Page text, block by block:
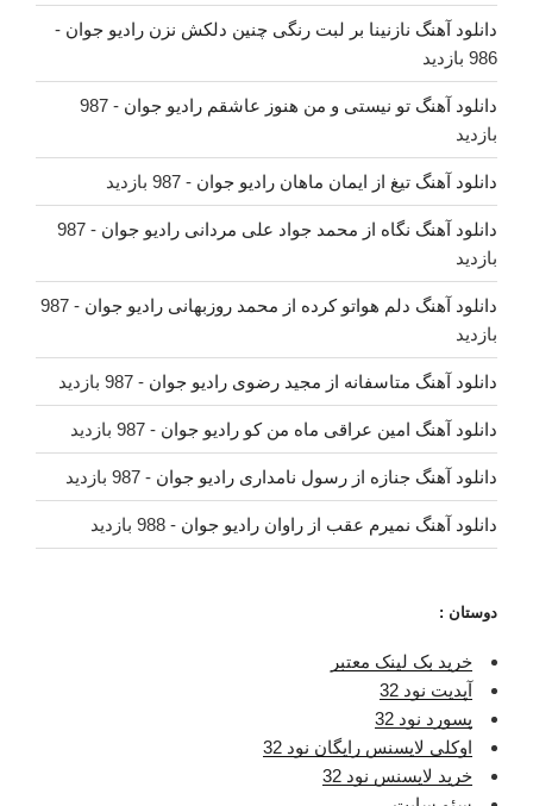
دانلود آهنگ نازنینا بر لبت رنگی چنین دلکش نزن رادیو جوان -
986 بازدید
دانلود آهنگ تو نیستی و من هنوز عاشقم رادیو جوان
- 987
بازدید
دانلود آهنگ تیغ از ایمان ماهان رادیو جوان - 987 بازدید
دانلود آهنگ نگاه از محمد جواد علی مردانی رادیو جوان
- 987
بازدید
دانلود آهنگ دلم هواتو کرده از محمد روزبهانی رادیو جوان
- 987
بازدید
دانلود آهنگ متاسفانه از مجید رضوی رادیو جوان - 987 بازدید
دانلود آهنگ امین عراقی ماه من کو رادیو جوان - 987 بازدید
دانلود آهنگ جنازه از رسول نامداری رادیو جوان - 987 بازدید
دانلود آهنگ نمیرم عقب از راوان رادیو جوان - 988 بازدید
دوستان :
خرید بک لینک معتبر
آپدیت نود 32
پسورد نود 32
اوکلی لایسنس رایگان نود 32
خرید لایسنس نود 32